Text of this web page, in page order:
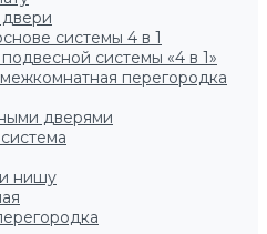
системы 4 в 1
системы «4 в 1»
перегородка
дверями
нишу